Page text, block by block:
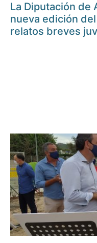
La Diputación de
nueva edición
relatos breves